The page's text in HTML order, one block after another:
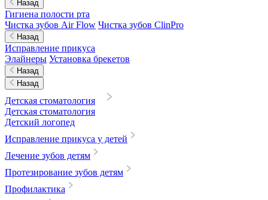
Назад
Гигиена полости рта
Чистка зубов Air Flow Чистка зубов ClinPro
Назад
Исправление прикуса
Элайнеры Установка брекетов
Назад
Назад
Детская стоматология
Детская стоматология
Детский логопед
Исправление прикуса у детей
Лечение зубов детям
Протезирование зубов детям
Профилактика